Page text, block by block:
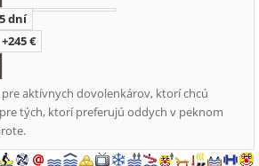
dní
+245 €
aktívnych dovolenkárov, ktorí chcú
tých, ktorí preferujú oddych v peknom